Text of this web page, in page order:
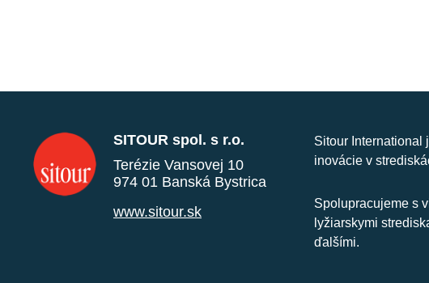
SITOUR spol. s r.o.
Terézie Vansovej 10
974 01 Banská Bystrica
www.sitour.sk
Sitour International
inovácie v
Spolupracujeme s
lyžiarskymi
ďalšími.